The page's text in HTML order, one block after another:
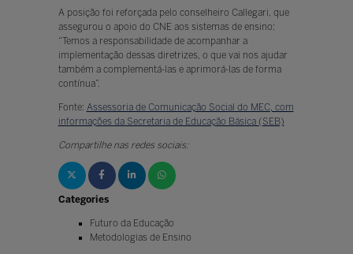
A posição foi reforçada pelo conselheiro Callegari, que
assegurou o apoio do CNE aos sistemas de ensino:
“Temos a responsabilidade de acompanhar a
implementação dessas diretrizes, o que vai nos ajudar
também a complementá-las e aprimorá-las de forma
contínua”.
Fonte: Assessoria de Comunicação Social do MEC, com
informações da Secretaria de Educação Básica (SEB)
Compartilhe nas redes sociais:
Categories
Futuro da Educação
Metodologias de Ensino